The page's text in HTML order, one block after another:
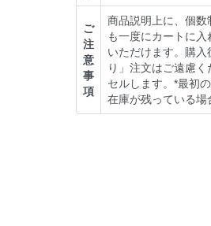
ご
注
意
事
項
商品説明上に、個
も一度にカートに
いただけます。購
り」注文はご遠慮
セルします。*最初
在庫が残っている場